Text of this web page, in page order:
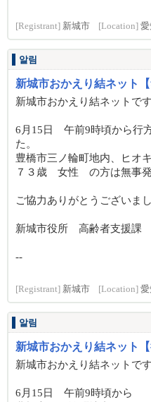
[Registrant] 新城市 [Location]
알림
新城市おかえり結ネット【
新城市おかえり結ネットです
6月15日 午前9時頃から行
た。
豊橋市三ノ輪町地内、ヒオ
７３歳 女性 の方は無事発
ご協力ありがとうございまし
新城市役所 高齢者支援課
--
[Registrant] 新城市 [Location]
알림
新城市おかえり結ネット【
新城市おかえり結ネットです
6月15日 午前9時頃から